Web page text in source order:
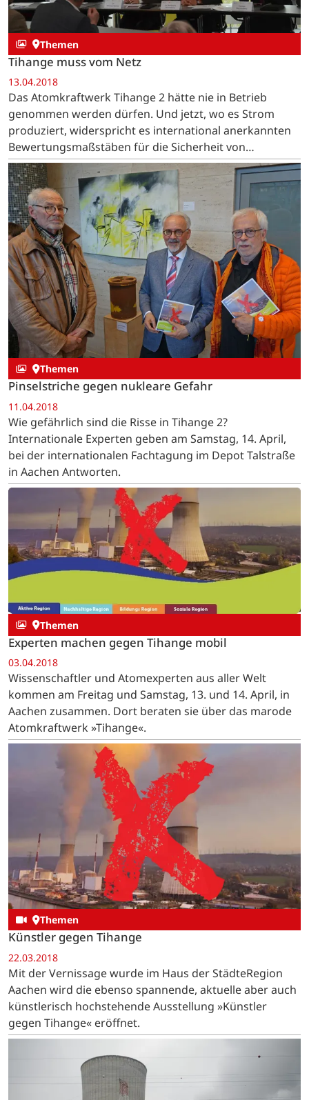
Themen
Tihange muss vom Netz
13.04.2018
Das Atomkraftwerk Tihange 2 hätte nie in Betrieb
genommen werden dürfen. Und jetzt, wo es Strom
produziert, widerspricht es international anerkannten
Bewertungsmaßstäben für die Sicherheit von
Kernkraftwerken.
Themen
Pinselstriche gegen nukleare Gefahr
11.04.2018
Wie gefährlich sind die Risse in Tihange 2?
Internationale Experten geben am Samstag, 14. April,
bei der internationalen Fachtagung im Depot Talstraße
in Aachen Antworten.
Themen
Experten machen gegen Tihange mobil
03.04.2018
Wissenschaftler und Atomexperten aus aller Welt
kommen am Freitag und Samstag, 13. und 14. April, in
Aachen zusammen. Dort beraten sie über das marode
Atomkraftwerk »Tihange«.
Themen
Künstler gegen Tihange
22.03.2018
Mit der Vernissage wurde im Haus der StädteRegion
Aachen wird die ebenso spannende, aktuelle aber auch
künstlerisch hochstehende Ausstellung »Künstler
gegen Tihange« eröffnet.